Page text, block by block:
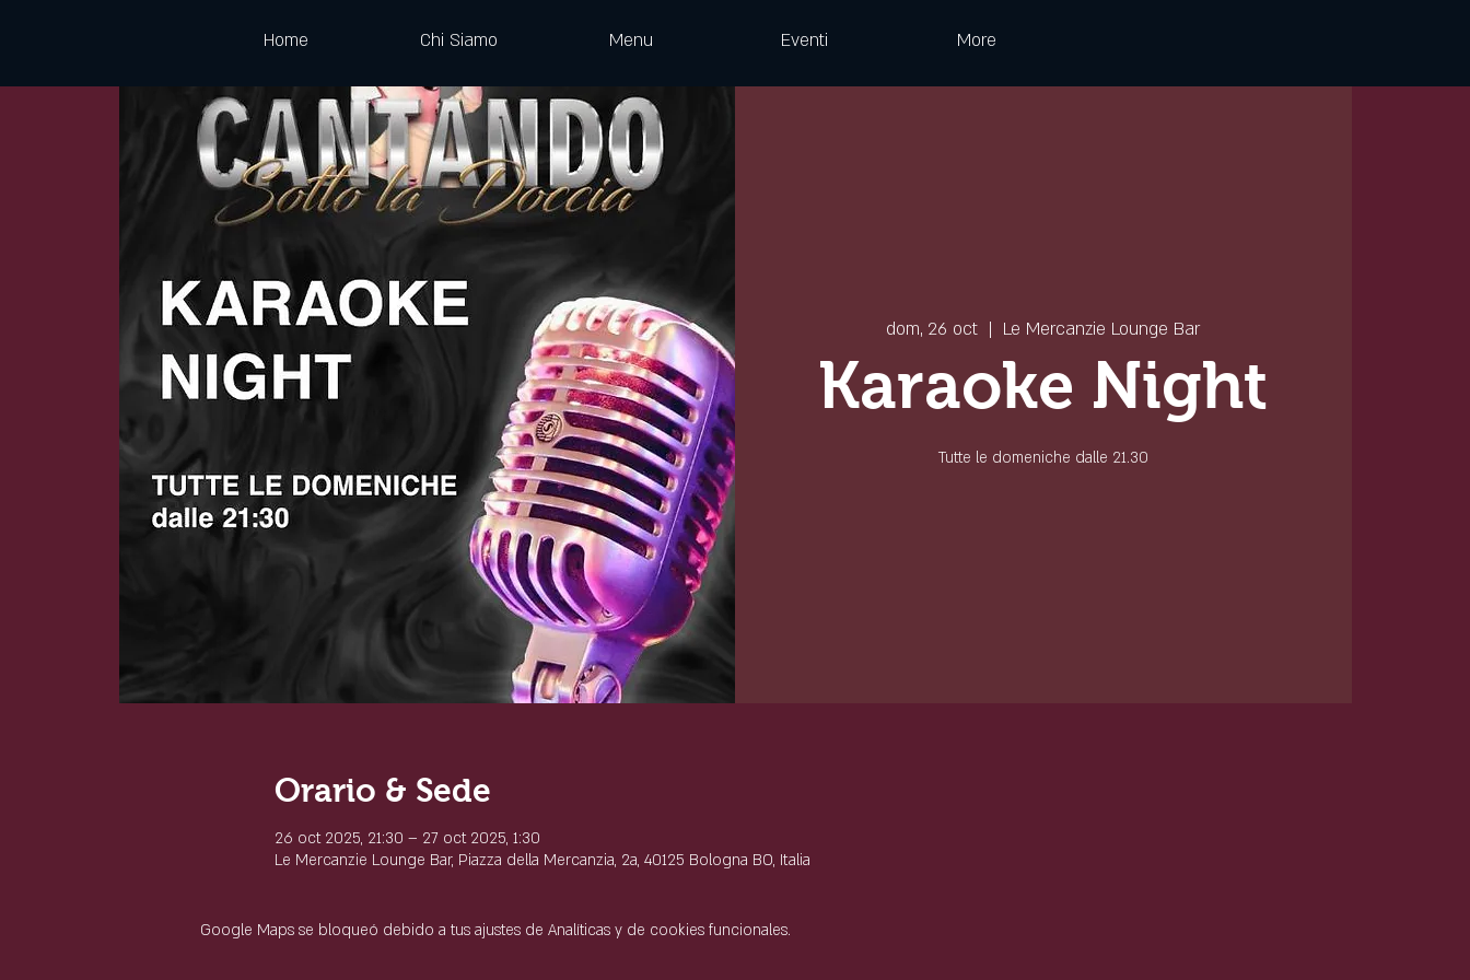
Home Chi Siamo Menu Eventi More
dom, 26 oct
  |
Le Mercanzie Lounge Bar
Karaoke Night
Tutte le domeniche dalle 21.30
Orario & Sede
26 oct 2025, 21:30 – 27 oct 2025, 1:30
Le Mercanzie Lounge Bar, Piazza della Mercanzia, 2a, 40125 Bologna BO, Italia
Google Maps se bloqueó debido a tus ajustes de Analíticas y de cookies funcionales.